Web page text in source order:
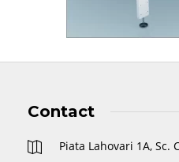
Contact
Piata Lahovari 1A, Sc.